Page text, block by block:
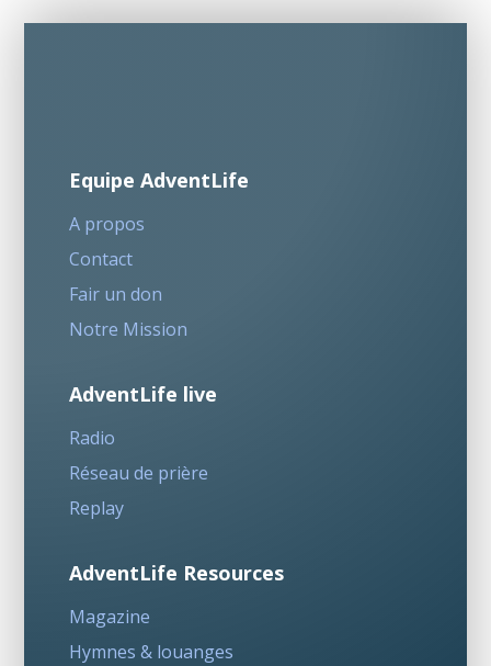
Equipe AdventLife
A propos
Contact
Fair un don
Notre Mission
AdventLife live
Radio
Réseau de prière
Replay
AdventLife Resources
Magazine
Hymnes & louanges